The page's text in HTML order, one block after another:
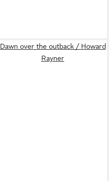
Dawn over the outback / Howard
Rayner